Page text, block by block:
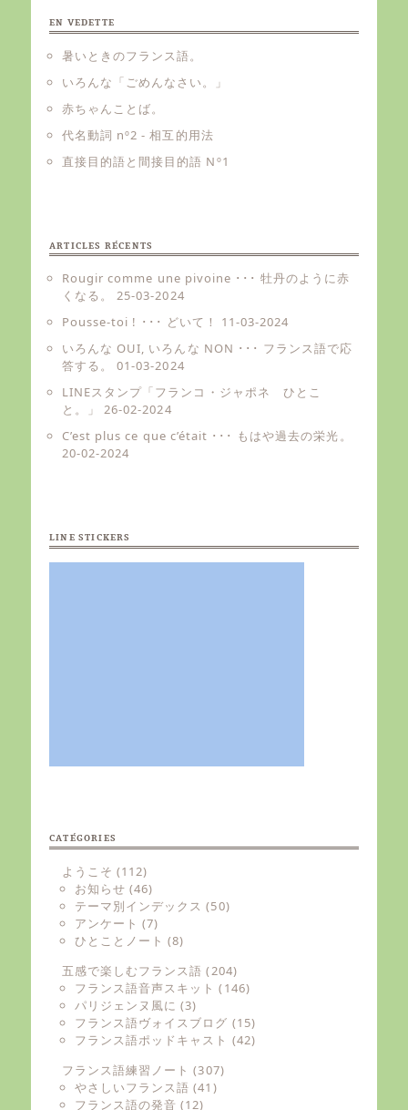
EN VEDETTE
暑いときのフランス語。
いろんな「ごめんなさい。」
赤ちゃんことば。
代名動詞 nº2 - 相互的用法
直接目的語と間接目的語 Nº1
ARTICLES RÉCENTS
Rougir comme une pivoine ･･･ 牡丹のように赤
くなる。
25-03-2024
Pousse-toi ! ･･･ どいて！
11-03-2024
いろんな OUI, いろんな NON ･･･ フランス語で応
答する。
01-03-2024
LINEスタンプ「フランコ・ジャポネ ひとこ
と。」
26-02-2024
C’est plus ce que c’était ･･･ もはや過去の栄光。
20-02-2024
LINE STICKERS
CATÉGORIES
ようこそ (112)
お知らせ (46)
テーマ別インデックス (50)
アンケート (7)
ひとことノート (8)
五感で楽しむフランス語 (204)
フランス語音声スキット (146)
パリジェンヌ風に (3)
フランス語ヴォイスブログ (15)
フランス語ポッドキャスト (42)
フランス語練習ノート (307)
やさしいフランス語 (41)
フランス語の発音 (12)